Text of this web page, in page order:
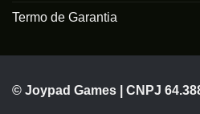
Termo de Garantia
© Joypad Games | CNPJ